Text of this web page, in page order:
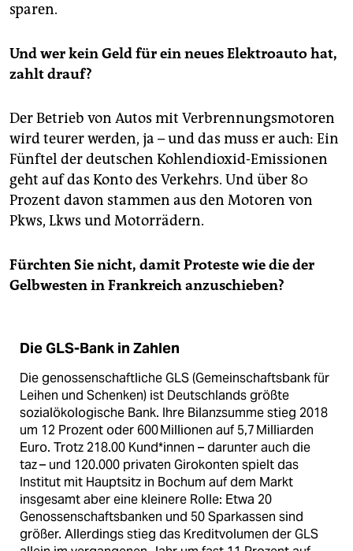
sparen.
Und wer kein Geld für ein neues Elektroauto hat,
zahlt drauf?
Der Betrieb von Autos mit Verbrennungsmotoren
wird teurer werden, ja – und das muss er auch: Ein
Fünftel der deutschen Kohlendioxid-Emissionen
geht auf das Konto des Verkehrs. Und über 80
Prozent davon stammen aus den Motoren von
Pkws, Lkws und Motorrädern.
Fürchten Sie nicht, damit Proteste wie die der
Gelbwesten in Frankreich anzuschieben?
Die GLS-Bank in Zahlen
Die genossenschaftliche GLS (Gemeinschaftsbank für
Leihen und Schenken) ist Deutschlands größte
sozialöko­logische Bank. Ihre Bilanzsumme stieg 2018
um 12 Prozent oder 600 Millionen auf 5,7 Milliarden
Euro. Trotz 218.00 Kund*innen – darunter auch die
taz – und 120.000 privaten Girokonten spielt das
Institut mit Hauptsitz in Bochum auf dem Markt
insgesamt aber eine kleinere Rolle: Etwa 20
Genossenschaftsbanken und 50 Sparkassen sind
größer. Allerdings stieg das Kreditvolumen der GLS